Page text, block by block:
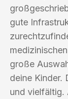
gute
große
deine Kinder.
und vielfältig.